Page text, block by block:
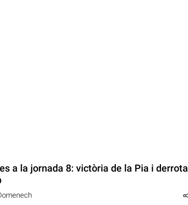
a la jornada 8: victòria de la Pia i derrota